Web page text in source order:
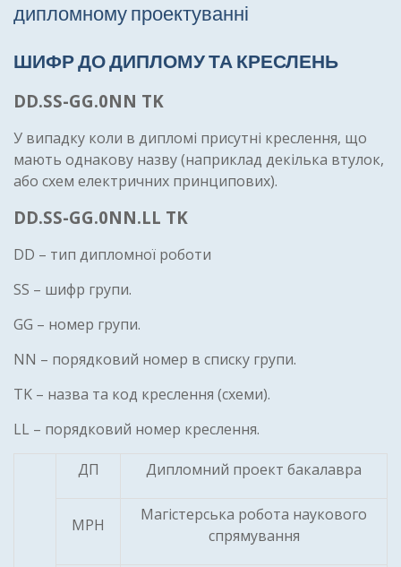
дипломному проектуванні
ШИФР ДО ДИПЛОМУ ТА КРЕСЛЕНЬ
DD.SS-GG.0NN TK
У випадку коли в дипломі присутні креслення, що
мають однакову назву (наприклад декілька втулок,
або схем електричних принципових).
DD.SS-GG.0NN.LL TK
DD – тип дипломної роботи
SS – шифр групи.
GG – номер групи.
NN – порядковий номер в списку групи.
TK – назва та код креслення (схеми).
LL – порядковий номер креслення.
ДП Дипломний проект бакалавра
МРН
Магістерська робота наукового
спрямування